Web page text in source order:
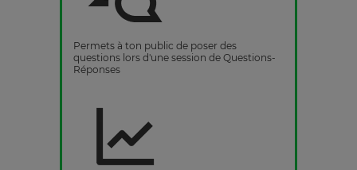
Permets à ton public de poser des
questions lors d'une session de Questions-
Réponses